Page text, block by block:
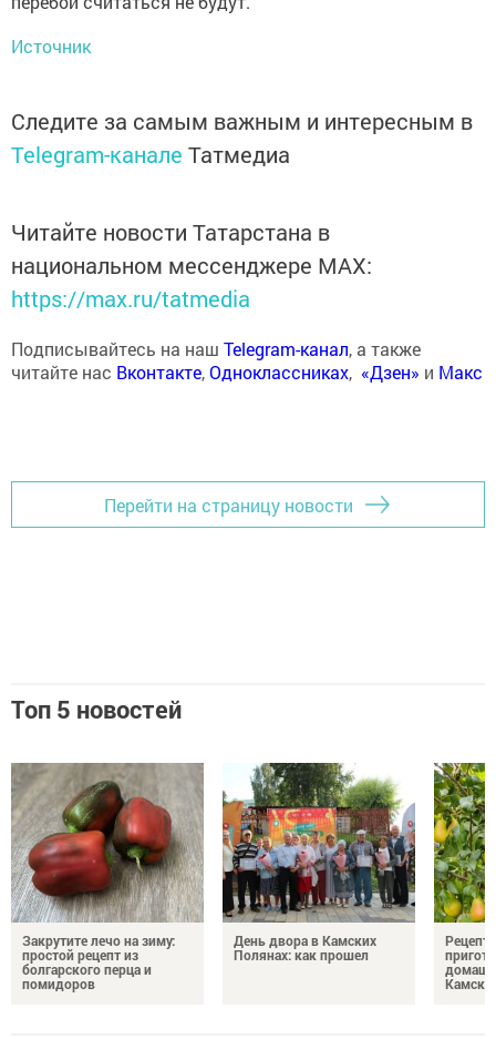
Источник
Следите за самым важным и интересным в
Telegram-канале Татмедиа
Читайте новости Татарстана в
национальном мессенджере MАХ:
https://max.ru/tatmedia
Подписывайтесь на наш Telegram-канал, а также
читайте нас Вконтакте,Одноклассниках, «Дзен» и Макс
Перейти на страницу новости
Топ 5 новостей
Закрутите лечо на зиму:
простой рецепт из
болгарского перца и
помидоров
День двора в Камских
Полянах: как прошел